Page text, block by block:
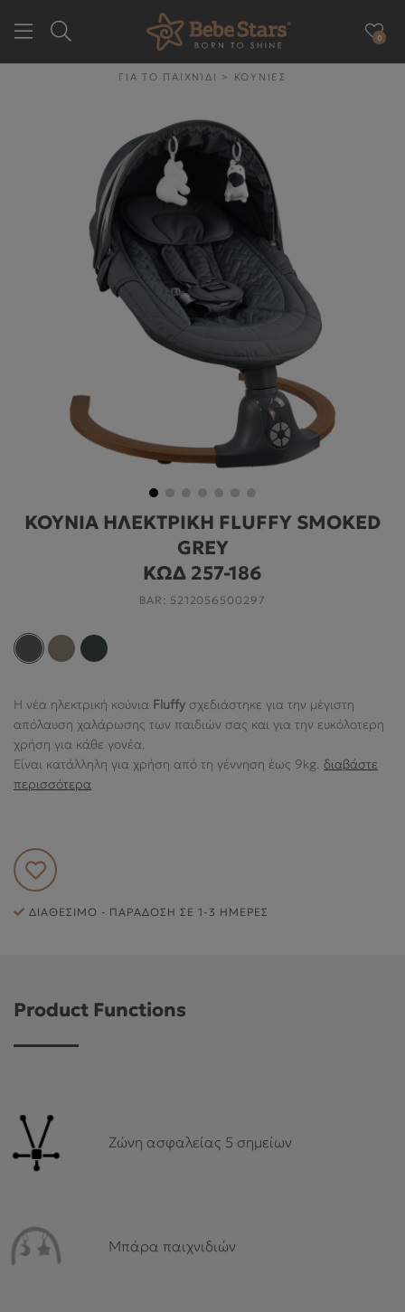
GR EN
ΓΙΑ ΤΗΝ ΒΟΛΤΑ
ΓΙΑ ΤΟ ΑΥΤΟΚΙΝΗΤΟ
ΓΙΑ ΤΟ ΔΩΜΆΤΙΟ
ΓΙΑ ΤΟ ΠΑΙΧΝΊΔΙ
B2B
ABOUT US
ΠΛΗΡΟΦΟΡΙΕΣ
0
ΓΙΑ ΤΟ ΠΑΙΧΝΊΔΙ > ΚΟΥΝΙΕΣ
ΚΟΥΝΙΑ ΗΛΕΚΤΡΙΚΗ FLUFFY SMOKED
GREY
ΚΩΔ 257-186
BAR: 5212056500297
Η νέα ηλεκτρική κούνια Fluffy σχεδιάστηκε για την μέγιστη
απόλαυση χαλάρωσης των παιδιών σας και για την ευκόλοτερη
χρήση για κάθε γονέα.
Είναι κατάλληλη για χρήση από τη γέννηση έως 9kg. διαβάστε
περισσότερα
ΔΙΑΘΈΣΙΜΟ - ΠΑΡΆΔΟΣΗ ΣΕ 1-3 ΗΜΈΡΕΣ
Product Functions
Ζώνη ασφαλείας 5 σημείων
Μπάρα παιχνιδιών